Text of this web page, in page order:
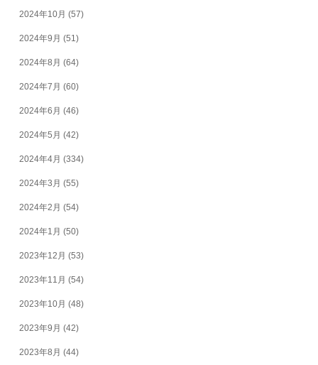
2024年10月 (57)
2024年9月 (51)
2024年8月 (64)
2024年7月 (60)
2024年6月 (46)
2024年5月 (42)
2024年4月 (334)
2024年3月 (55)
2024年2月 (54)
2024年1月 (50)
2023年12月 (53)
2023年11月 (54)
2023年10月 (48)
2023年9月 (42)
2023年8月 (44)